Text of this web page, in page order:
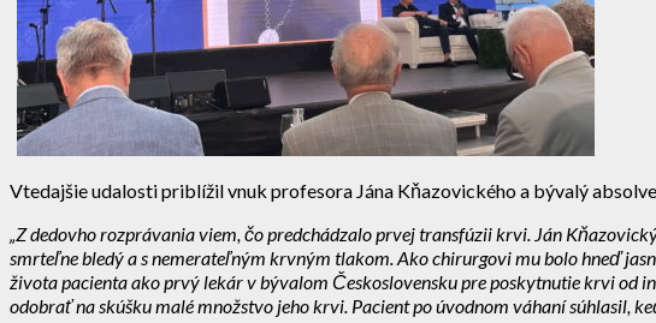
Vtedajšie udalosti priblížil vnuk profesora Jána Kňazovického a bývalý
„Z dedovho rozprávania viem, čo predchádzalo prvej transfúzii krvi. Ján
smrteľne bledý a s nemerateľným krvným tlakom. Ako chirurgovi mu bolo hneď
života pacienta ako prvý lekár v bývalom Československu pre poskytnutie krvi od
odobrať na skúšku malé množstvo jeho krvi. Pacient po úvodnom váhaní súhlasil,